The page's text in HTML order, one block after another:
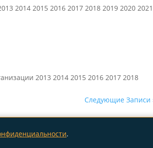
2014 2015 2016 2017 2018 2019 2020 2021
2013 2014 2015 2016 2017 2018
Следующие Записи
.